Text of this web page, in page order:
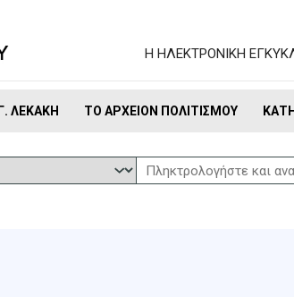
Η ΗΛΕΚΤΡΟΝΙΚΗ
ΛΕΚΆΚΗ ΤΟ ΑΡΧΕΊΟΝ ΠΟΛΙΤΙΣΜΟΎ